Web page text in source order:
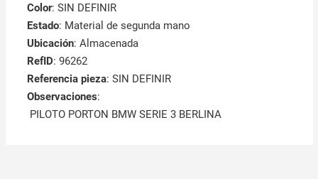
Color: SIN DEFINIR
Estado: Material de segunda mano
Ubicación: Almacenada
RefID: 96262
Referencia pieza: SIN DEFINIR
Observaciones:
PILOTO PORTON BMW SERIE 3 BERLINA